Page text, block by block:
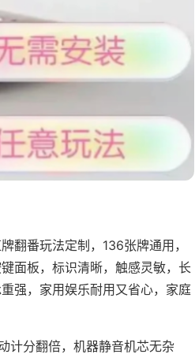
翻番玩法定制，136张牌通用，
面板，标识清晰，触感灵敏，长
强，家用娱乐耐用又省心，家庭
计分翻倍，机器静音机芯无杂